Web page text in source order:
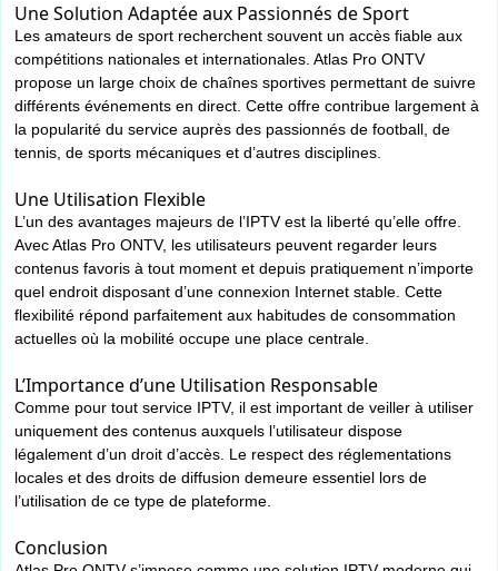
Une Solution Adaptée aux Passionnés de Sport
Les amateurs de sport recherchent souvent un accès fiable aux
compétitions nationales et internationales. Atlas Pro ONTV
propose un large choix de chaînes sportives permettant de suivre
différents événements en direct. Cette offre contribue largement à
la popularité du service auprès des passionnés de football, de
tennis, de sports mécaniques et d’autres disciplines.
Une Utilisation Flexible
L’un des avantages majeurs de l’IPTV est la liberté qu’elle offre.
Avec Atlas Pro ONTV, les utilisateurs peuvent regarder leurs
contenus favoris à tout moment et depuis pratiquement n’importe
quel endroit disposant d’une connexion Internet stable. Cette
flexibilité répond parfaitement aux habitudes de consommation
actuelles où la mobilité occupe une place centrale.
L’Importance d’une Utilisation Responsable
Comme pour tout service IPTV, il est important de veiller à utiliser
uniquement des contenus auxquels l’utilisateur dispose
légalement d’un droit d’accès. Le respect des réglementations
locales et des droits de diffusion demeure essentiel lors de
l’utilisation de ce type de plateforme.
Conclusion